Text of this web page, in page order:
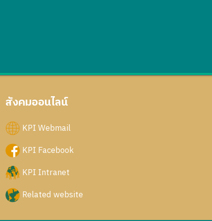
สังคมออนไลน์
KPI Webmail
KPI Facebook
KPI Intranet
Related website